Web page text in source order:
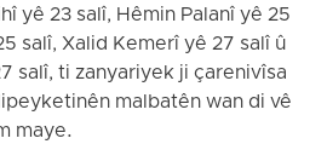
yê 23 salî, Hêmin Palanî yê 25
salî, Xalid Kemerî yê 27 salî û
salî, ti zanyariyek ji çarenivîsa
malbatên wan di vê
maye.